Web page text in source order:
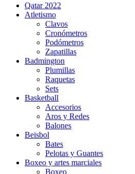
Qatar 2022
Atletismo
Clavos
Cronómetros
Podómetros
Zapatillas
Badmington
Plumillas
Raquetas
Sets
Basketball
Accesorios
Aros y Redes
Balones
Beisbol
Bates
Pelotas y Guantes
Boxeo y artes marciales
Boxeo